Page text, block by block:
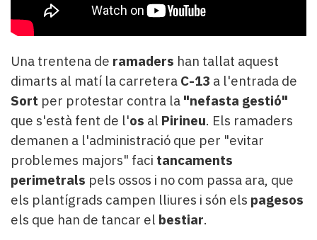
teva!
Subscriptors
newsletter
del
Pallars
Contingut
patrocinat
Lo
més
llegit...
Una trentena de ramaders han tallat aquest
dimarts al matí la carretera C-13 a l'entrada de
Sort per protestar contra la "nefasta gestió"
que s'està fent de l'os al Pirineu. Els ramaders
demanen a l'administració que per "evitar
problemes majors" faci tancaments
perimetrals pels ossos i no com passa ara, que
els plantígrads campen lliures i són els pagesos
els que han de tancar el bestiar.